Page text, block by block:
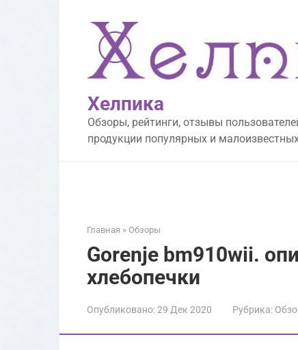
Хелпика
Обзоры, рейтинги, отзывы
продукции популярных и
Главная » Обзоры
Gorenje bm910wii.
хлебопечки
Опубликовано:29 Дек 2020 Рубрика: